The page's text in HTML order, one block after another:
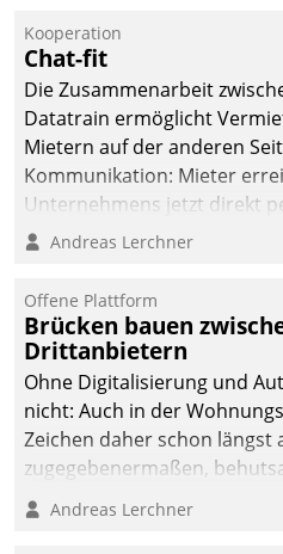
Einsparungen durch
Prozesse. Doch man darf
mit der Einführung einer
getan. Die Digitalisierung
die Bereitschaft, sich zu
und zu verändern.
Kooperation
Chat-fit
Die Zusammenarbeit
Datatrain ermöglicht
Mietern auf der anderen
Kommunikation: Mieter
Unternehmens jetzt direkt
Mitarbeiter oder
Andreas Lerchner
Offene Plattform
Brücken bauen
Drittanbietern
Ohne Digitalisierung und
nicht: Auch in der
Zeichen daher schon längst
zugegebenermaßen,
Branchen.
Andreas Lerchner